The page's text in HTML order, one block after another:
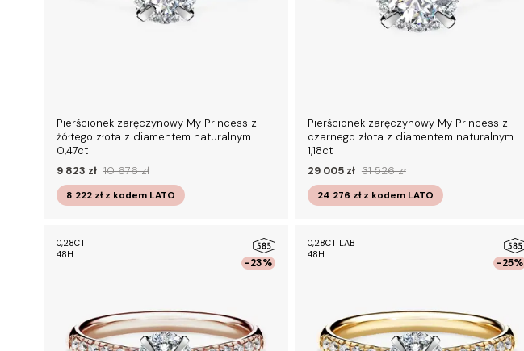
Pierścionek zaręczynowy My Princess z
żółtego złota z diamentem naturalnym
0,47ct
9 823 zł 10 676 zł
8 222 zł z kodemLATO
Pierścionek zaręczynowy My Princess z
czarnego złota z diamentem naturalnym
1,18ct
29 005 zł 31 526 zł
24 276 zł z kodemLATO
-23%
0,28CT
48H
-25%
0,28CT LAB
48H